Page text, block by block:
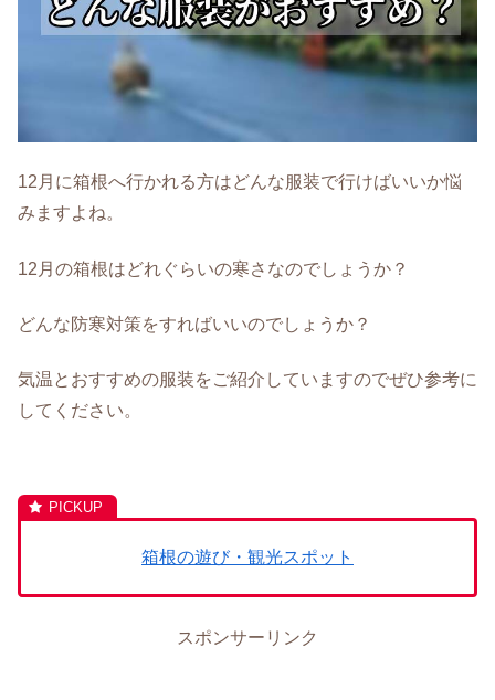
12月に箱根へ行かれる方はどんな服装で行けばいいか悩
みますよね。
12月の箱根はどれぐらいの寒さなのでしょうか？
どんな防寒対策をすればいいのでしょうか？
気温とおすすめの服装をご紹介していますのでぜひ参考に
してください。
箱根の遊び・観光スポット
スポンサーリンク